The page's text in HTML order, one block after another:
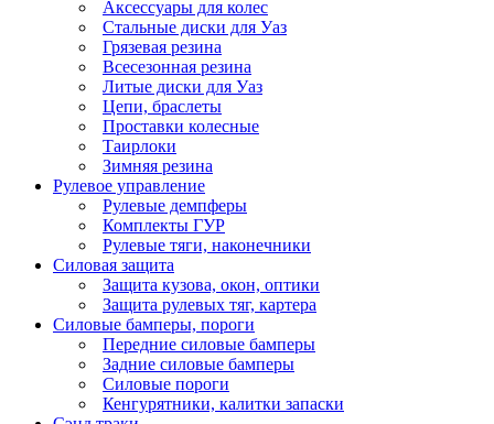
Аксессуары для колес
Стальные диски для Уаз
Грязевая резина
Всесезонная резина
Литые диски для Уаз
Цепи, браслеты
Проставки колесные
Таирлоки
Зимняя резина
Рулевое управление
Рулевые демпферы
Комплекты ГУР
Рулевые тяги, наконечники
Силовая защита
Защита кузова, окон, оптики
Защита рулевых тяг, картера
Силовые бамперы, пороги
Передние силовые бамперы
Задние силовые бамперы
Силовые пороги
Кенгурятники, калитки запаски